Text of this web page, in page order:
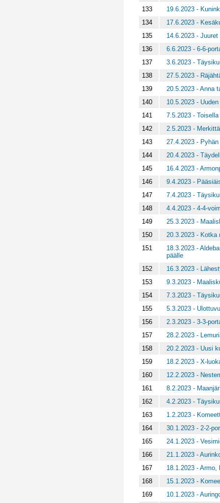
133
19.6.2023 -
134
17.6.2023 -
135
14.6.2023 - Juuret
136
6.6.2023 - 6-6-
137
3.6.2023 -
138
27.5.2023 -
139
20.5.2023 - Anna
140
10.5.2023 -
141
7.5.2023 -
142
2.5.2023 -
143
27.4.2023 -
144
20.4.2023 -
145
16.4.2023 -
146
9.4.2023 -
147
7.4.2023 -
148
4.4.2023 - 4-4-
149
25.3.2023 -
150
20.3.2023 - Kotka
151
18.3.2023 -
päälle
152
16.3.2023 -
153
9.3.2023 -
154
7.3.2023 -
155
5.3.2023 -
156
2.3.2023 - 3-3-
157
28.2.2023 -
158
20.2.2023 - Uusi
159
18.2.2023 - X-
160
12.2.2023 -
161
8.2.2023 -
162
4.2.2023 -
163
1.2.2023 -
164
30.1.2023 - 2-2-
165
24.1.2023 -
166
21.1.2023 -
167
18.1.2023 -
168
15.1.2023 -
169
10.1.2023 -